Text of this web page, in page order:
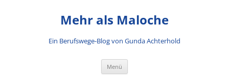
Mehr als Maloche
Ein Berufswege-Blog von Gunda Achterhold
Menü